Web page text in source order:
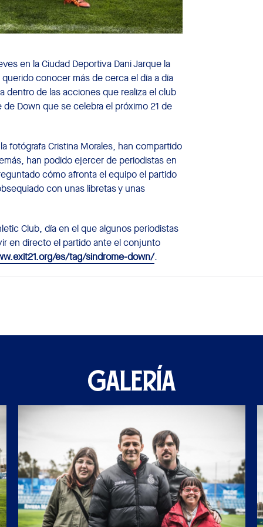
en la Ciudad Deportiva Dani Jarque la
conocer más de cerca el día a día
dentro de las acciones que realiza el club
Down que se celebra el próximo 21 de
fotógrafa Cristina Morales, han compartido
han podido ejercer de periodistas en
cómo afronta el equipo el partido
con unas libretas y unas
Club, día en el que algunos periodistas
en directo el partido ante el conjunto
es/tag/sindrome-down/.
GALERÍA